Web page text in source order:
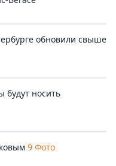
обновили свыше
будут носить
9 Фото